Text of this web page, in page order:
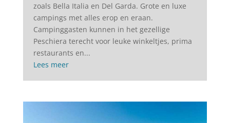
zoals Bella Italia en Del Garda. Grote en luxe
campings met alles erop en eraan.
Campinggasten kunnen in het gezellige
Peschiera terecht voor leuke winkeltjes, prima
restaurants en...
Lees meer